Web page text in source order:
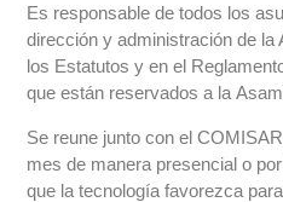
Es responsable de todos los
dirección y administración de la
los Estatutos y en el
que están reservados a la
Se reune junto con el
mes de manera presencial o
que la tecnología favorezca